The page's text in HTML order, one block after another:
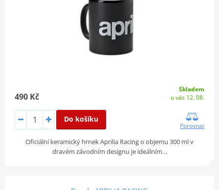
490 Kč
Skladem
u vás 12. 08.
Do košíku
Porovnat
Oficiální keramický hrnek Aprilia Racing o objemu 300 ml v
dravém závodním designu je ideálním…